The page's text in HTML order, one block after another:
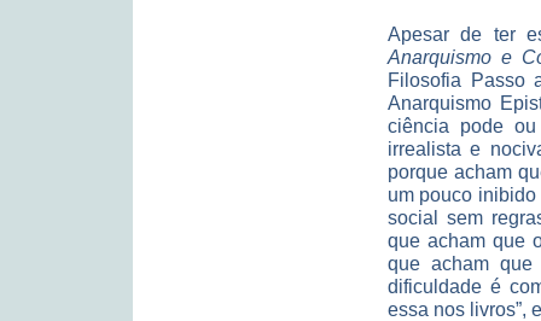
Apesar de ter
Anarquismo e
Filosofia Passo
Anarquismo
ciência pode
irrealista e
porque acham
um pouco
social sem
que acham que
que acham
dificuldade é
essa nos livros”,